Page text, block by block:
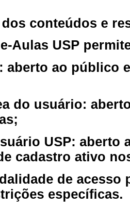
conteúdos e
Aulas USP
aberto ao público
do usuário:
USP: aberto
cadastro ativo
de
específicas.